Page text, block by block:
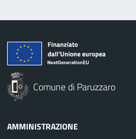
Comune di Paruzzaro
AMMINISTRAZIONE